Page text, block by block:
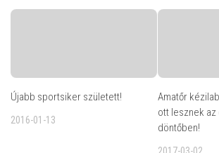
Újabb sportsiker született!
2016-01-13
Amatőr
ott lesznek
döntőben!